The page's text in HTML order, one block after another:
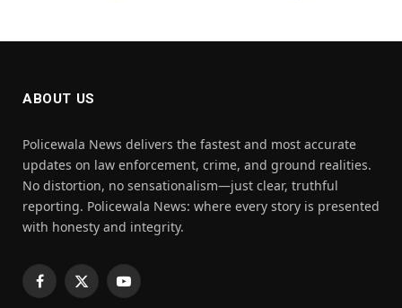
ABOUT US
Policewala News delivers the fastest and most accurate
updates on law enforcement, crime, and ground realities.
No distortion, no sensationalism—just clear, truthful
reporting. Policewala News: where every story is presented
with honesty and integrity.
Facebook
X
YouTube